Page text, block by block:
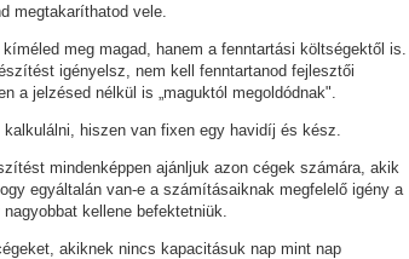
megtakaríthatod vele.
meg magad, hanem a fenntartási költségektől is.
igényelsz, nem kell fenntartanod fejlesztői
a jelzésed nélkül is „maguktól megoldódnak".
hiszen van fixen egy havidíj és kész.
mindenképpen ajánljuk azon cégek számára, akik
egyáltalán van-e a számításaiknak megfelelő igény a
kellene befektetniük.
akiknek nincs kapacitásuk nap mint nap